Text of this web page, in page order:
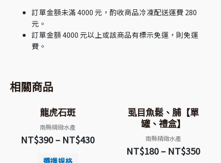
訂單金額未滿 4000 元，酌收商品冷凍配送運費 280
元。
訂單金額 4000 元以上或該商品有標示免運，則免運
費。
相關商品
龍虎石斑
南縣精緻水產
NT$390– NT$430
虱目魚鬆、脯【單
罐、禮盒】
南縣精緻水產
NT$180– NT$350